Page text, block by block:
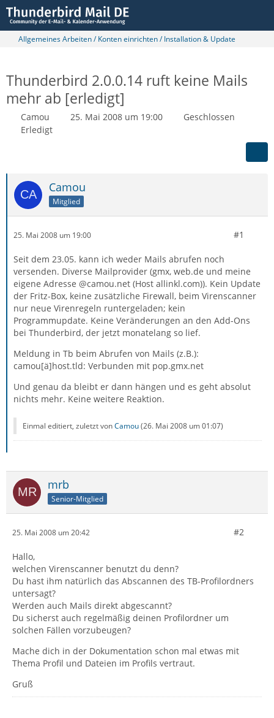
Allgemeines Arbeiten / Konten einrichten / Installation & Update
Thunderbird 2.0.0.14 ruft keine Mails
mehr ab [erledigt]
Camou 25. Mai 2008 um 19:00
Geschlossen
Erledigt
Camou
Mitglied
25. Mai 2008 um 19:00 #1
Seit dem 23.05. kann ich weder Mails abrufen noch
versenden. Diverse Mailprovider (gmx, web.de und meine
eigene Adresse @camou.net (Host allinkl.com)). Kein Update
der Fritz-Box, keine zusätzliche Firewall, beim Virenscanner
nur neue Virenregeln runtergeladen; kein
Programmupdate. Keine Veränderungen an den Add-Ons
bei Thunderbird, der jetzt monatelang so lief.
Meldung in Tb beim Abrufen von Mails (z.B.):
camou[ä]host.tld: Verbunden mit pop.gmx.net
Und genau da bleibt er dann hängen und es geht absolut
nichts mehr. Keine weitere Reaktion.
Einmal editiert, zuletzt vonCamou(26. Mai 2008 um 01:07)
mrb
Senior-Mitglied
25. Mai 2008 um 20:42 #2
Hallo,
welchen Virenscanner benutzt du denn?
Du hast ihm natürlich das Abscannen des TB-Profilordners
untersagt?
Werden auch Mails direkt abgescannt?
Du sicherst auch regelmäßig deinen Profilordner um
solchen Fällen vorzubeugen?
Mache dich in der Dokumentation schon mal etwas mit
Thema Profil und Dateien im Profils vertraut.
Gruß